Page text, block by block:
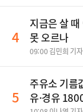
4
지금은 살
못 오르나
09:00 김민희 기자
5
주유소 기
유·경유